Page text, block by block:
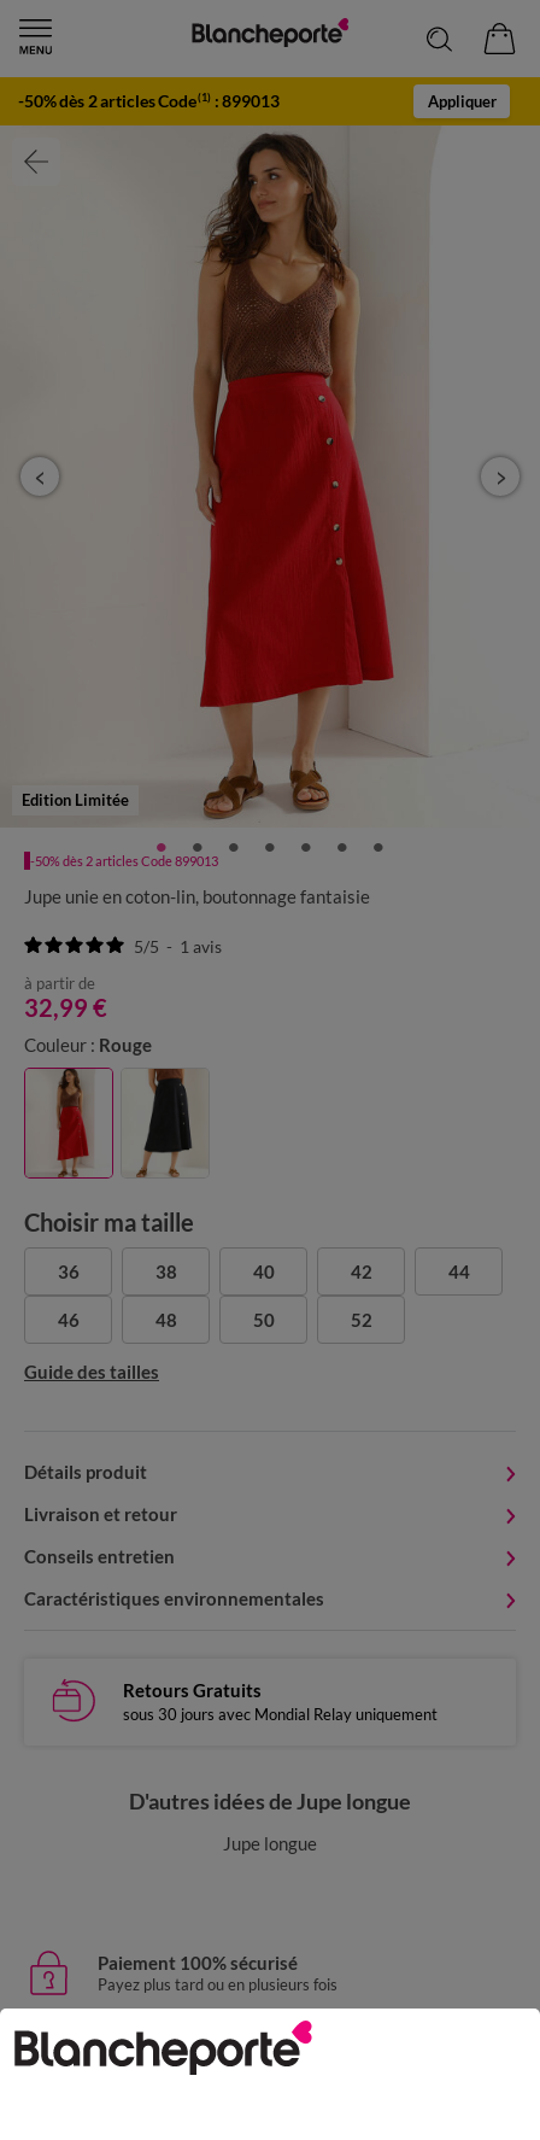
-50% dès 2 articles Code(1) :899013 Appliquer
Edition Limitée
-50% dès 2 articles Code 899013
Jupe unie en coton-lin, boutonnage fantaisie
5/5 - 1 avis
à partir de
32,99 €
Couleur : Rouge
Choisir ma taille
36 38 40 42 44
46 48 50 52
Guide des tailles
Détails produit
Livraison et retour
Conseils entretien
Caractéristiques environnementales
Retours Gratuits
sous 30 jours avec Mondial Relay uniquement
D'autres idées de Jupe longue
Jupe longue
Paiement 100% sécurisé
Payez plus tard ou en plusieurs fois
Livraison express
domicile, relais, consignes automatiques